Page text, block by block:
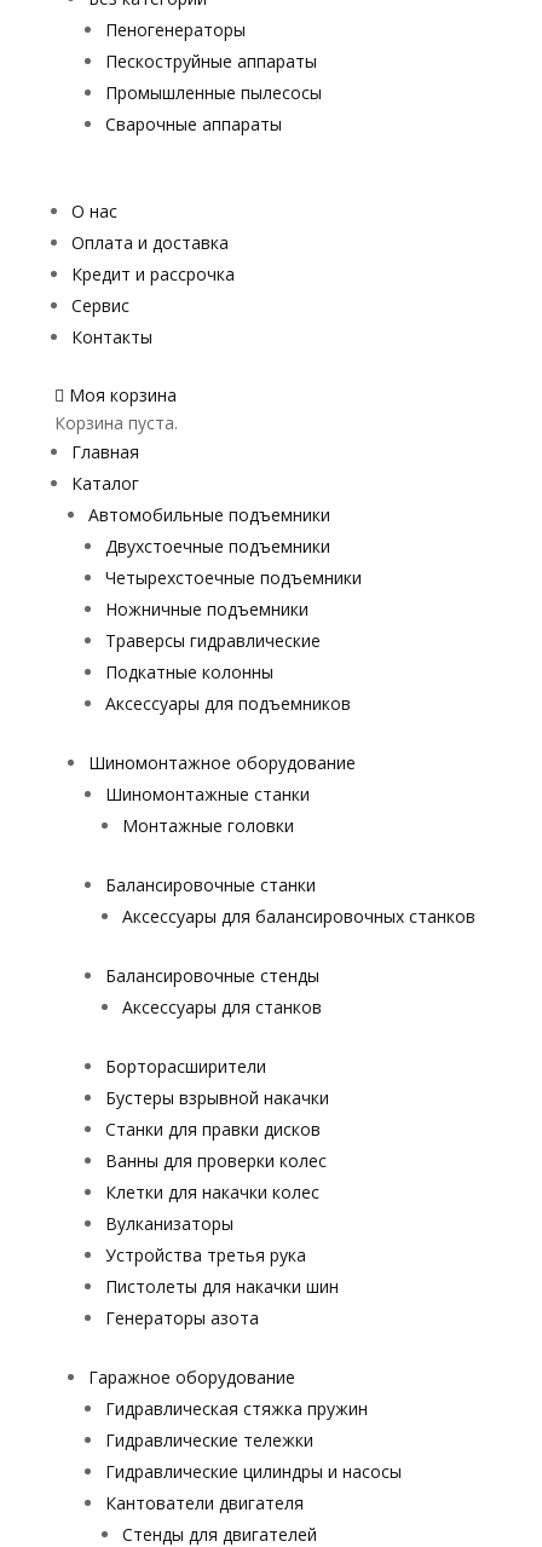
Пеногенераторы
Пескоструйные аппараты
Промышленные пылесосы
Сварочные аппараты
О нас
Оплата и доставка
Кредит и рассрочка
Сервис
Контакты
Моя корзина
Корзина пуста.
Главная
Каталог
Автомобильные подъемники
Двухстоечные подъемники
Четырехстоечные подъемники
Ножничные подъемники
Траверсы гидравлические
Подкатные колонны
Аксессуары для подъемников
Шиномонтажное оборудование
Шиномонтажные станки
Монтажные головки
Балансировочные станки
Аксессуары для балансировочных станков
Балансировочные стенды
Аксессуары для станков
Борторасширители
Бустеры взрывной накачки
Станки для правки дисков
Ванны для проверки колес
Клетки для накачки колес
Вулканизаторы
Устройства третья рука
Пистолеты для накачки шин
Генераторы азота
Гаражное оборудование
Гидравлическая стяжка пружин
Гидравлические тележки
Гидравлические цилиндры и насосы
Кантователи двигателя
Стенды для двигателей